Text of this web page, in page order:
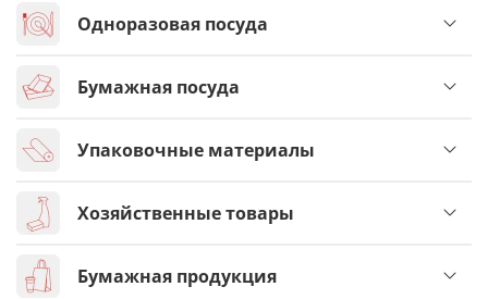
Одноразовая посуда
Бумажная посуда
Упаковочные материалы
Хозяйственные товары
Бумажная продукция